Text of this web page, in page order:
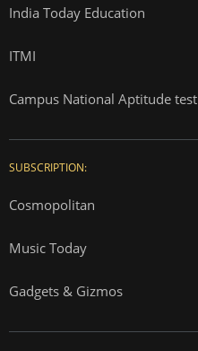
India Today Education
ITMI
Campus National Aptitude test
SUBSCRIPTION:
Cosmopolitan
Music Today
Gadgets & Gizmos